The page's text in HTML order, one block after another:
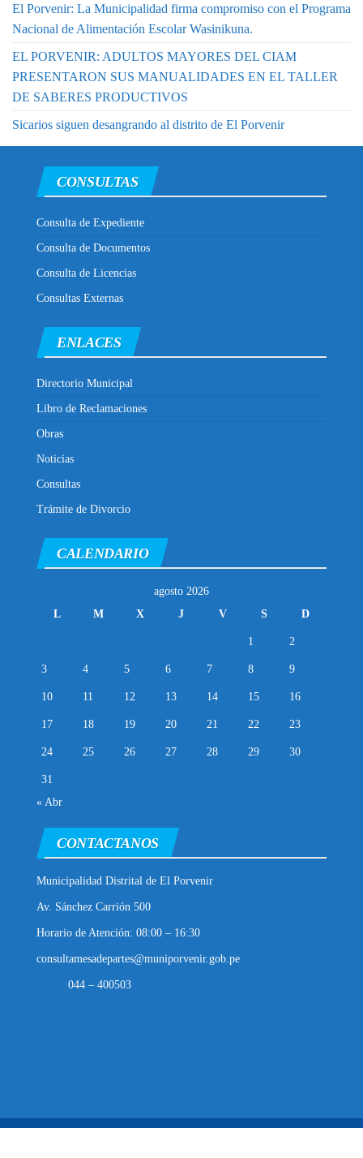
El Porvenir: La Municipalidad firma compromiso con el Programa
Nacional de Alimentación Escolar Wasinikuna.
EL PORVENIR: ADULTOS MAYORES DEL CIAM
PRESENTARON SUS MANUALIDADES EN EL TALLER
DE SABERES PRODUCTIVOS
Sicarios siguen desangrando al distrito de El Porvenir
CONSULTAS
Consulta de Expediente
Consulta de Documentos
Consulta de Licencias
Consultas Externas
ENLACES
Directorio Municipal
Libro de Reclamaciones
Obras
Noticias
Consultas
Trámite de Divorcio
CALENDARIO
agosto 2026
L
M X J V S D
1 2
3 4 5 6 7 8 9
10 11 12 13 14 15 16
17 18 19 20 21 22 23
24 25 26 27 28 29 30
31
« Abr
CONTACTANOS
Municipalidad Distrital de El Porvenir
Av. Sánchez Carrión 500
Horario de Atención: 08:00 – 16:30
consultamesadepartes@muniporvenir.gob.pe
044 – 400503